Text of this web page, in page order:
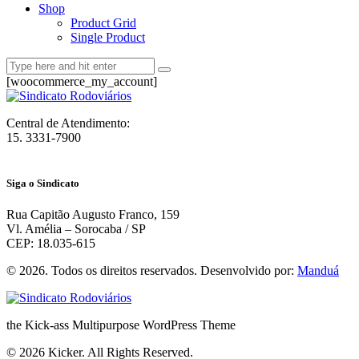
Shop
Product Grid
Single Product
[woocommerce_my_account]
Central de Atendimento:
15. 3331-7900
Siga o Sindicato
Rua Capitão Augusto Franco, 159
Vl. Amélia – Sorocaba / SP
CEP: 18.035-615
© 2026. Todos os direitos reservados. Desenvolvido por: Manduá
the Kick-ass Multipurpose WordPress Theme
© 2026 Kicker. All Rights Reserved.